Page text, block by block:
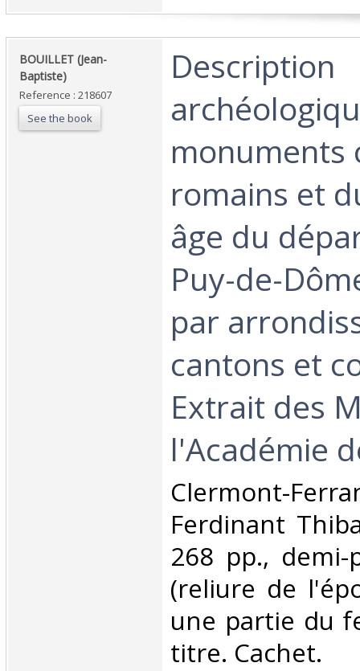
‎BOUILLET (Jean-
Baptiste)‎
Reference : 218607
See the book
‎Description
monuments
romains et
âge du
Puy-de-
par
cantons et
Extrait des
l'Académie
‎Clermont-
Ferdinant
268 pp.,
(reliure de
une partie du
titre. Cachet.‎